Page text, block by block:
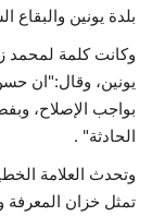
بلدة يونين والبقاع
وكانت كلمة لمحمد
يونين، وقال:"ان
بواجب الإصلاح،
الحادثة" .
وتحدث العلامة
تمثل خزان المعرفة